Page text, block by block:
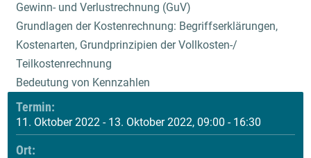
Gewinn- und Verlustrechnung (GuV)
Grundlagen der Kostenrechnung: Begriffserklärungen,
Kostenarten, Grundprinzipien der Vollkosten-/
Teilkostenrechnung
Bedeutung von Kennzahlen
Termin:
11. Oktober 2022 - 13. Oktober 2022, 09:00 - 16:30
Ort: